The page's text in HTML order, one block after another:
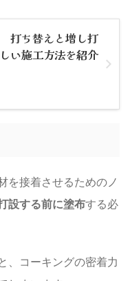
打ち替えと増し打
い施工方法を紹介
を接着させるためのノ
設する前に塗布する必
、コーキングの密着力